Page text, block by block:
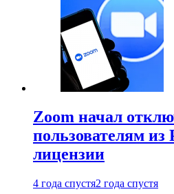
Zoom начал
пользователям
лицензии
4 года спустя2 года спустя